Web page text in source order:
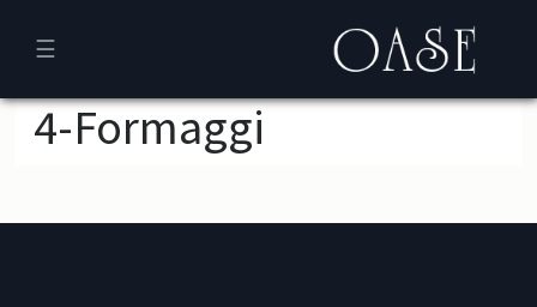
☰
4-Formaggi